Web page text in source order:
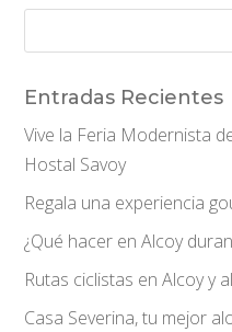
Entradas Recientes
Vive la Feria Modernista
Hostal Savoy
Regala una experiencia
¿Qué hacer en Alcoy
Rutas ciclistas en Alcoy y
Casa Severina, tu mejor